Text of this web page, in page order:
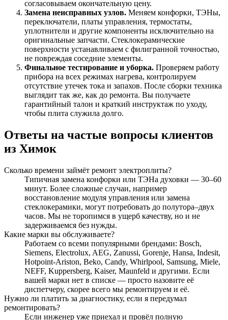
согласовываем окончательную цену.
Замена неисправных узлов. Меняем конфорки, ТЭНы,
переключатели, платы управления, термостаты,
уплотнители и другие компоненты исключительно на
оригинальные запчасти. Стеклокерамические
поверхности устанавливаем с филигранной точностью,
не повреждая соседние элементы.
Финальное тестирование и уборка. Проверяем работу
прибора на всех режимах нагрева, контролируем
отсутствие утечек тока и запахов. После сборки техника
выглядит так же, как до ремонта. Вы получаете
гарантийный талон и краткий инструктаж по уходу,
чтобы плита служила долго.
Ответы на частые вопросы клиентов
из Химок
Сколько времени займёт ремонт электроплиты?
Типичная замена конфорки или ТЭНа духовки — 30–60
минут. Более сложные случаи, например
восстановление модуля управления или замена
стеклокерамики, могут потребовать до полутора–двух
часов. Мы не торопимся в ущерб качеству, но и не
задерживаемся без нужды.
Какие марки вы обслуживаете?
Работаем со всеми популярными брендами: Bosch,
Siemens, Electrolux, AEG, Zanussi, Gorenje, Hansa, Indesit,
Hotpoint-Ariston, Beko, Candy, Whirlpool, Samsung, Miele,
NEFF, Kuppersberg, Kaiser, Maunfeld и другими. Если
вашей марки нет в списке — просто назовите её
диспетчеру, скорее всего мы ремонтируем и её.
Нужно ли платить за диагностику, если я передумал
ремонтировать?
Если инженер уже приехал и провёл полную